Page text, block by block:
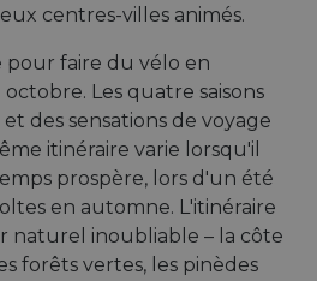
centres-villes animés.
pour faire du vélo en
Les quatre saisons
des sensations de voyage
itinéraire varie lorsqu'il
prospère, lors d'un été
en automne. L'itinéraire
naturel inoubliable – la côte
forêts vertes, les pinèdes